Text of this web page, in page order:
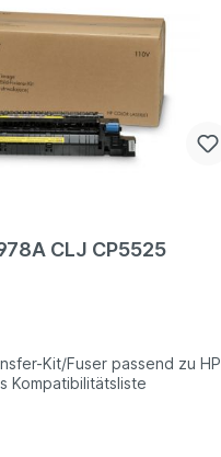
CLJ CP5525
Kit/Fuser passend zu HP
Kompatibilitätsliste